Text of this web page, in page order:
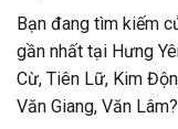
Bạn đang tìm kiếm
gần nhất tại Hưng
Cừ, Tiên Lữ, Kim
Văn Giang, Văn Lâm?